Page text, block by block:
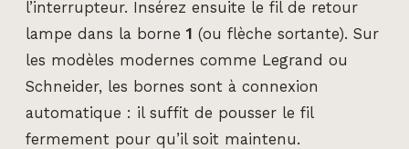
l’interrupteur. Insérez ensuite le fil de retour
lampe dans la borne 1 (ou flèche sortante). Sur
les modèles modernes comme Legrand ou
Schneider, les bornes sont à connexion
automatique : il suffit de pousser le fil
fermement pour qu’il soit maintenu.